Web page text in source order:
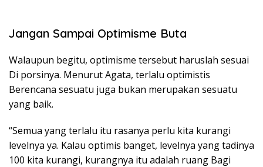
Jangan Sampai Optimisme Buta
Walaupun begitu, optimisme tersebut haruslah sesuai
Di porsinya. Menurut Agata, terlalu optimistis
Berencana sesuatu juga bukan merupakan sesuatu
yang baik.
“Semua yang terlalu itu rasanya perlu kita kurangi
levelnya ya. Kalau optimis banget, levelnya yang tadinya
100 kita kurangi, kurangnya itu adalah ruang Bagi